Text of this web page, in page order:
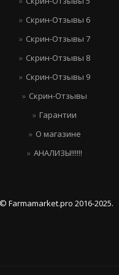
Скрин-Отзывы 6
Скрин-Отзывы 7
Скрин-Отзывы 8
Скрин-Отзывы 9
Скрин-Отзывы
Гарантии
О магазине
АНАЛИЗЫ!!!!!!
© Farmamarket.pro 2016-2025.